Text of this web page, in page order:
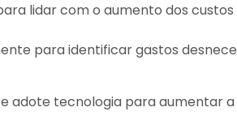
lidar com o aumento dos custos
para identificar gastos
adote tecnologia para aumentar